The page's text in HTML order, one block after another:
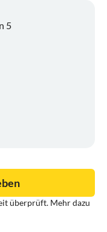
5
überprüft. Mehr dazu